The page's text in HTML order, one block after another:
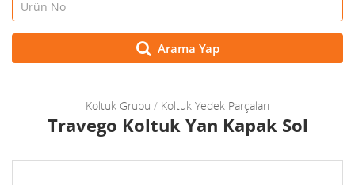
Arama Yap
Koltuk Grubu / Koltuk Yedek Parçaları
Travego Koltuk Yan Kapak Sol